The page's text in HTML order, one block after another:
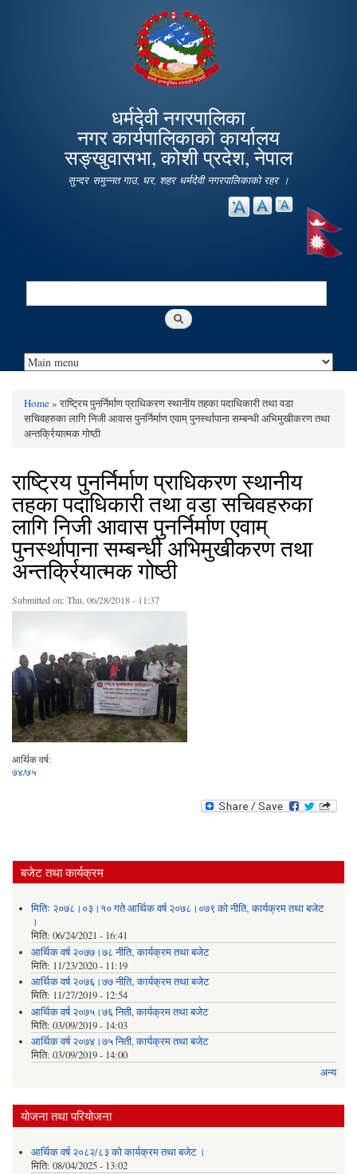
main
content
धर्मदेवी नगरपालिका
नगर कार्यपालिकाको कार्यालय
सङ्खुवासभा, कोशी प्रदेश, नेपाल
सुन्दर समुन्नत गाउ, घर, शहर धर्मदेवी नगरपालिकाको रहर ।
Search
You are here
Home» राष्ट्रिय पुनर्निर्माण प्राधिकरण स्थानीय तहका पदाधिकारी तथा वडा
सचिवहरुका लागि निजी आवास पुनर्निर्माण एवाम् पुनर्स्थापाना सम्बन्धी अभिमुखीकरण तथा
अन्तर्क्रियात्मक गोष्ठी
राष्ट्रिय पुनर्निर्माण प्राधिकरण स्थानीय
तहका पदाधिकारी तथा वडा सचिवहरुका
लागि निजी आवास पुनर्निर्माण एवाम्
पुनर्स्थापाना सम्बन्धी अभिमुखीकरण तथा
अन्तर्क्रियात्मक गोष्ठी
Submitted on:Thu, 06/28/2018 - 11:37
आर्थिक वर्ष:
७४/७५
बजेट तथा कार्यक्रम
मितिः २०७८।०३।१० गते आर्थिक वर्ष २०७८।०७९ को नीति‚ कार्यक्रम तथा बजेट
।
मिति: 06/24/2021 - 16:41
आर्थिक वर्ष २०७७।७८ नीति‚ कार्यक्रम तथा बजेट
मिति: 11/23/2020 - 11:19
आर्थिक वर्ष २०७६।७७ नीति‚ कार्यक्रम तथा बजेट
मिति: 11/27/2019 - 12:54
आर्थिक वर्ष २०७५।७६ निती, कार्यक्रम तथा बजेट
मिति: 03/09/2019 - 14:03
आर्थिक वर्ष २०७४।७५ निती, कार्यक्रम तथा बजेट
मिति: 03/09/2019 - 14:00
अन्य
योजना तथा परियोजना
आर्थिक वर्ष २०८२/८३ को कार्यक्रम तथा बजेट ।
मिति: 08/04/2025 - 13:02